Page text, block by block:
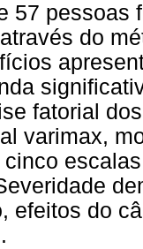
57 pessoas
do
fatorial
varimax,
efeitos do